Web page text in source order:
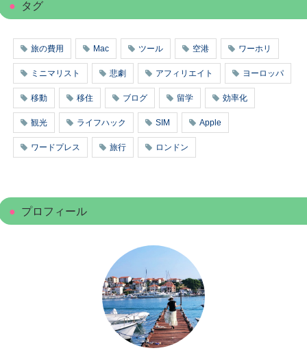
タグ
旅の費用 Mac ツール 空港 ワーホリ
ミニマリスト 悲劇 アフィリエイト ヨーロッパ
移動 移住 ブログ 留学 効率化
観光 ライフハック SIM Apple
ワードプレス 旅行 ロンドン
プロフィール